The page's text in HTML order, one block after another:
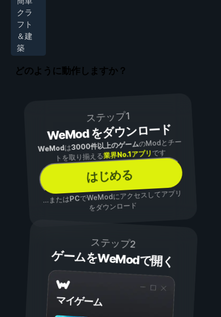
クラ
フト
＆建
築
どのように動作しますか？
ステップ1
WeMod をダウンロード
WeModは3000件以上のゲームのModとチー
トを取り揃える業界No.1アプリです
はじめる
...またはPCでWeModにアクセスしてアプリ
をダウンロード
ステップ2
ゲームをWeModで開く
マイゲーム